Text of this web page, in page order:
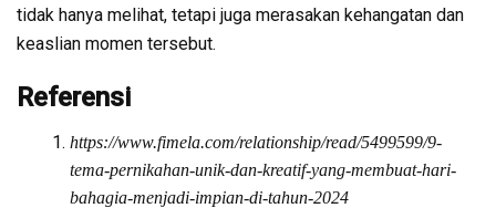
tidak hanya melihat, tetapi juga merasakan kehangatan dan
keaslian momen tersebut.
Referensi
https://www.fimela.com/relationship/read/5499599/9-
tema-pernikahan-unik-dan-kreatif-yang-membuat-hari-
bahagia-menjadi-impian-di-tahun-2024